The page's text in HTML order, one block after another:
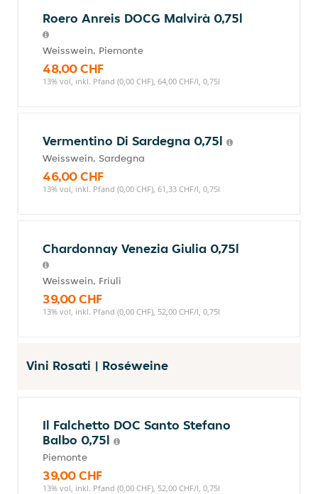
Roero Anreis DOCG Malvirà 0,75l
Weisswein, Piemonte
48,00 CHF
13% vol, inkl. Pfand (0,00 CHF), 64,00 CHF/l, 0,75l
Vermentino Di Sardegna 0,75l
Weisswein, Sardegna
46,00 CHF
13% vol, inkl. Pfand (0,00 CHF), 61,33 CHF/l, 0,75l
Chardonnay Venezia Giulia 0,75l
Weisswein, Friuli
39,00 CHF
13% vol, inkl. Pfand (0,00 CHF), 52,00 CHF/l, 0,75l
Vini Rosati | Roséweine
Il Falchetto DOC Santo Stefano
Balbo 0,75l
Piemonte
39,00 CHF
13% vol, inkl. Pfand (0,00 CHF), 52,00 CHF/l, 0,75l